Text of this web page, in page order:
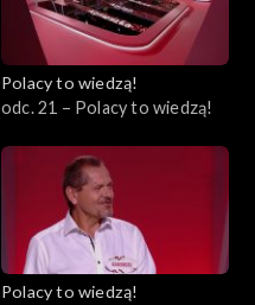
Polacy to wiedzą!
odc. 21 – Polacy to wiedzą!
Polacy to wiedzą!